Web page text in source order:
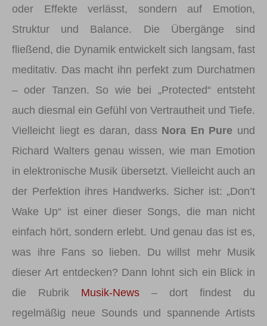
oder Effekte verlässt, sondern auf Emotion,
Struktur und Balance. Die Übergänge sind
fließend, die Dynamik entwickelt sich langsam, fast
meditativ. Das macht ihn perfekt zum Durchatmen
– oder Tanzen. So wie bei „Protected“ entsteht
auch diesmal ein Gefühl von Vertrautheit und Tiefe.
Vielleicht liegt es daran, dass Nora En Pure und
Richard Walters genau wissen, wie man Emotion
in elektronische Musik übersetzt. Vielleicht auch an
der Perfektion ihres Handwerks. Sicher ist: „Don’t
Wake Up“ ist einer dieser Songs, die man nicht
einfach hört, sondern erlebt. Und genau das ist es,
was ihre Fans so lieben. Du willst mehr Musik
dieser Art entdecken? Dann lohnt sich ein Blick in
die Rubrik Musik-News – dort findest du
regelmäßig neue Sounds und spannende Artists